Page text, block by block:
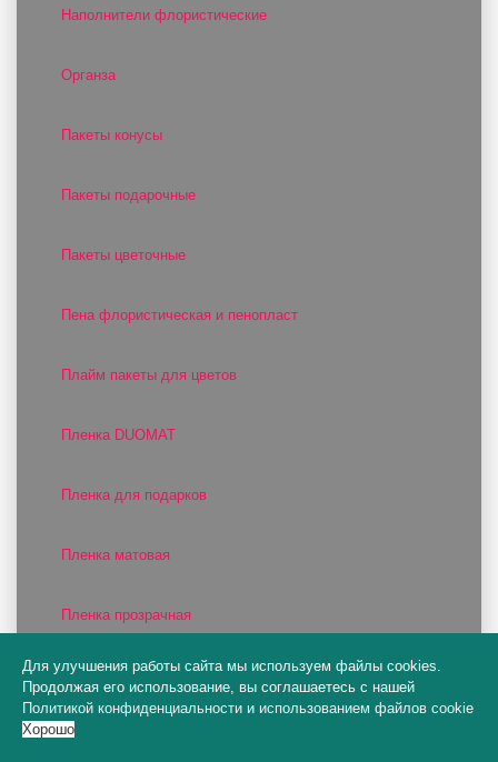
Наполнители флористические
Органза
Пакеты конусы
Пакеты подарочные
Пакеты цветочные
Пена флористическая и пенопласт
Плайм пакеты для цветов
Пленка DUOMAT
Пленка для подарков
Пленка матовая
Пленка прозрачная
Пленка фактурная
Пленка цветная
Для улучшения работы сайта мы используем файлы cookies.
Продолжая его использование, вы соглашаетесь с нашей
Политикой конфиденциальности и использованием файлов cookie
Хорошо